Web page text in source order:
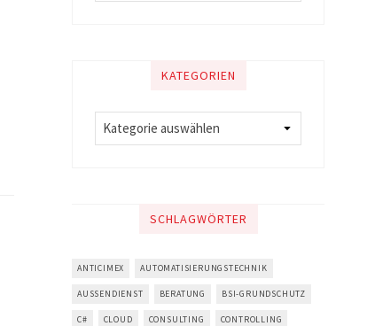
KATEGORIEN
SCHLAGWÖRTER
ANTICIMEX AUTOMATISIERUNGSTECHNIK
AUSSENDIENST BERATUNG BSI-GRUNDSCHUTZ
C# CLOUD CONSULTING CONTROLLING